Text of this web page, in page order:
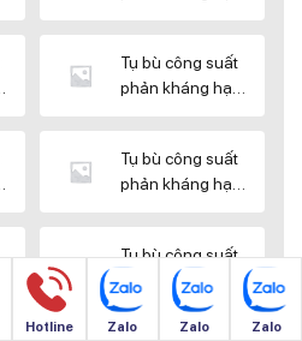
Tụ bù công suất
phản kháng hạ
Tụ bù công suất
phản kháng hạ
Tụ bù công suất
phản kháng hạ
thế SINO
Hotline Zalo Zalo Zalo